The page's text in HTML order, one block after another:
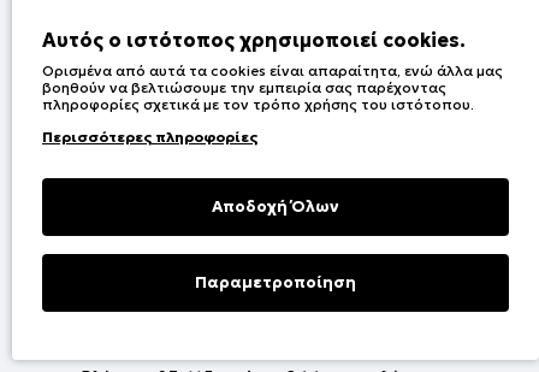
Φούτερ σετ | ΜΑΥΡΟ
Κωδικός: 16-126274-0
1 2 3 4 5 6 7 8 9
Αυτός ο ιστότοπος χρησιμοποιεί cookies.
Ορισμένα από αυτά τα cookies είναι απαραίτητα, ενώ άλλα μας
βοηθούν να βελτιώσουμε την εμπειρία σας παρέχοντας
πληροφορίες σχετικά με τον τρόπο χρήσης του ιστότοπου.
Περισσότερες πληροφορίες
Αποδοχή Όλων
Παραμετροποίηση